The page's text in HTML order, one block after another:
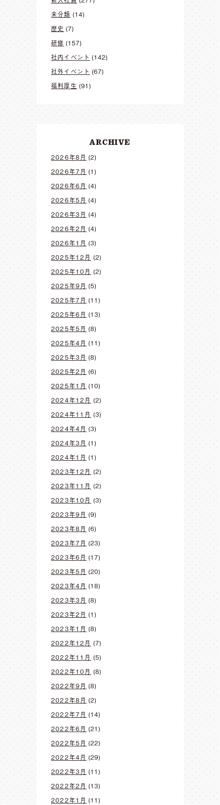
未分類 (14)
歴史 (7)
研修 (157)
社内イベント (142)
社外イベント (67)
福利厚生 (91)
ARCHIVE
2026年8月 (2)
2026年7月 (1)
2026年6月 (4)
2026年5月 (4)
2026年3月 (4)
2026年2月 (4)
2026年1月 (3)
2025年12月 (2)
2025年10月 (2)
2025年9月 (5)
2025年7月 (11)
2025年6月 (13)
2025年5月 (8)
2025年4月 (11)
2025年3月 (8)
2025年2月 (6)
2025年1月 (10)
2024年12月 (2)
2024年11月 (3)
2024年4月 (3)
2024年3月 (1)
2024年1月 (1)
2023年12月 (2)
2023年11月 (2)
2023年10月 (3)
2023年9月 (9)
2023年8月 (6)
2023年7月 (23)
2023年6月 (17)
2023年5月 (20)
2023年4月 (18)
2023年3月 (8)
2023年2月 (1)
2023年1月 (8)
2022年12月 (7)
2022年11月 (5)
2022年10月 (8)
2022年9月 (8)
2022年8月 (2)
2022年7月 (14)
2022年6月 (21)
2022年5月 (22)
2022年4月 (29)
2022年3月 (11)
2022年2月 (13)
2022年1月 (11)